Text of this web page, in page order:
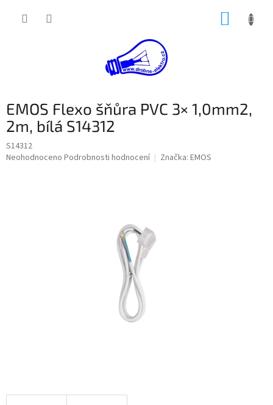
EMOS Flexo šňůra PVC 3× 1,0mm2,
2m, bílá S14312
S14312
Průměrné
Neohodnoceno Podrobnosti hodnocení Značka: EMOS